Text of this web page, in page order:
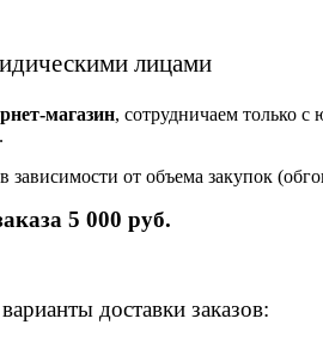
лицами
магазин, сотрудничаем только
зависимости от объема закупок
5 000 руб.
доставки заказов: